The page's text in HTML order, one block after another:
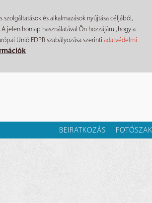
és alkalmazások nyújtása céljából,
jelen honlap használatával Ön hozzájárul, hogy a
Unió EDPR szabályozása szerintiadatvédelmi
BEIRATKOZÁS